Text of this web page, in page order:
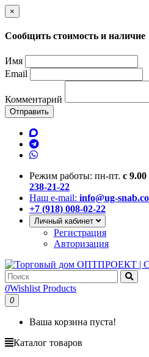
×
Сообщить стоимость и наличие
Имя
Email
Комментарий
Отправить
Режим работы: пн-пт. с 9.00
238-21-22
Наш e-mail: info@ug-
+7 (918) 008-02-22
Личный кабинет
Регистрация
Авторизация
0Wishlist Products
0
Ваша корзина пуста!
Каталог товаров